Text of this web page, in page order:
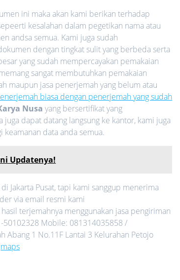
ini maka akan kami berikan terhadap
kesalahan dalam pegetikan nama atau
andsa semua. Kami juga sudah
dengan tingkat sulit yang berbeda serta
yang sudah mempercayakan pemakaian
sangat membutuhkan pemakaian
maupun jasa penerjemah yang belum atau
biasa dengan penerjemah yang sudah
Nusa yang bersertifikat yang
dapat datang langsung ke kantor, kami juga
data anda semua.
Updatenya!
Jakarta Pusat, tapi kami sanggup menerima
via email resmi kami
terjemahnya menggunakan jasa pengiriman
50102328 Mobile: 081314035858 /
Abang 1 No.11F Lantai 3 Kelurahan Petojo
maps